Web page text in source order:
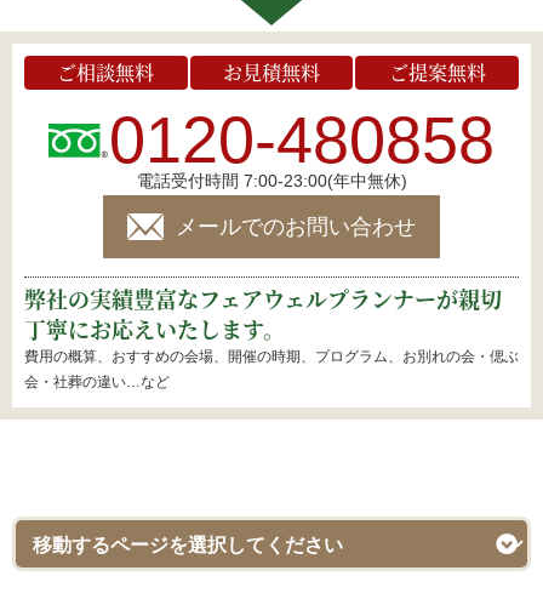
ご相談無料 お見積無料 ご提案無料
0120-480858
電話受付時間 7:00-23:00(年中無休)
メールでのお問い合わせ
弊社の実績豊富なフェアウェルプランナーが親切
丁寧にお応えいたします。
費用の概算、おすすめの会場、開催の時期、プログラム、お別れの会・偲ぶ
会・社葬の違い…など